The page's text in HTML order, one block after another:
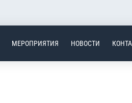
МЕРОПРИЯТИЯ НОВОСТИ